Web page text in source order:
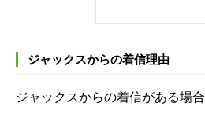
ジャックスからの着信理由
ジャックスからの着信がある場合